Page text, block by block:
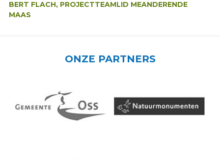
BERT FLACH, PROJECTTEAMLID MEANDERENDE
MAAS
ONZE PARTNERS